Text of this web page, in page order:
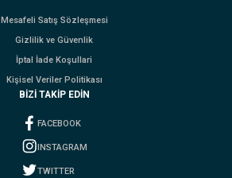
Mesafeli Satış Sözleşmesi
Gizlilik ve Güvenlik
İptal İade Koşullari
Kişisel Veriler Politikası
BİZİ TAKİP EDİN
FACEBOOK
INSTAGRAM
TWITTER